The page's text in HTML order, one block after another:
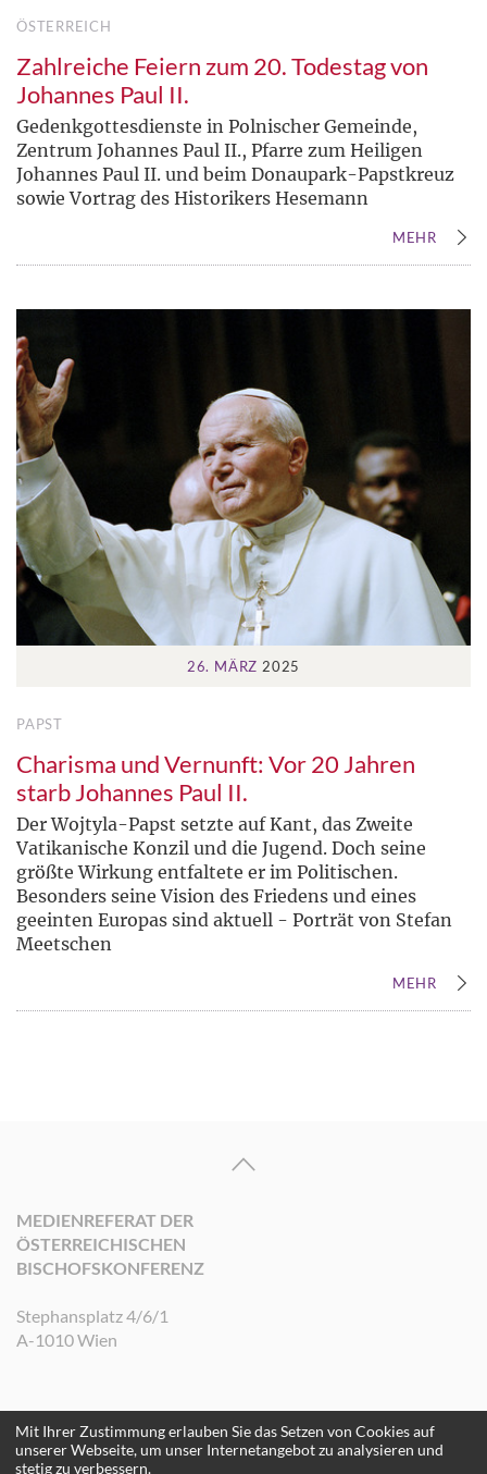
ÖSTERREICH
Zahlreiche Feiern zum 20. Todestag von
Johannes Paul II.
Gedenkgottesdienste in Polnischer Gemeinde,
Zentrum Johannes Paul II., Pfarre zum Heiligen
Johannes Paul II. und beim Donaupark-Papstkreuz
sowie Vortrag des Historikers Hesemann
MEHR
26. MÄRZ 2025
PAPST
Charisma und Vernunft: Vor 20 Jahren
starb Johannes Paul II.
Der Wojtyla-Papst setzte auf Kant, das Zweite
Vatikanische Konzil und die Jugend. Doch seine
größte Wirkung entfaltete er im Politischen.
Besonders seine Vision des Friedens und eines
geeinten Europas sind aktuell - Porträt von Stefan
Meetschen
MEHR
MEDIENREFERAT DER
ÖSTERREICHISCHEN
BISCHOFSKONFERENZ
Stephansplatz 4/6/1
A-1010 Wien
©2026 Medienreferat der Österreichischen Bischofskonferenz. Alle Rechte
vorbehalten.
Mit Ihrer Zustimmung erlauben Sie das Setzen von Cookies auf
unserer Webseite, um unser Internetangebot zu analysieren und
stetig zu verbessern.